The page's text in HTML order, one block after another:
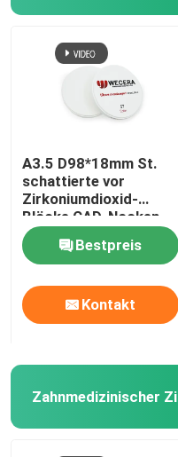
A3.5 D98*18mm St.
schattierte vor
Zirkoniumdioxid-
Blöcke CAD-Nocken
zahnmedizinisches
1100MpaBestpreis
Kontakt